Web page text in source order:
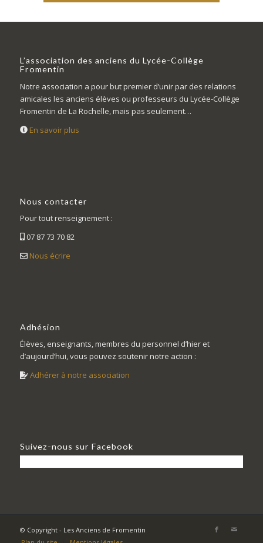
L’association des anciens du Lycée-Collège
Fromentin
Notre association a pour but premier d’unir par des relations
amicales les anciens élèves ou professeurs du Lycée-Collège
Fromentin de La Rochelle, mais pas seulement…
En savoir plus
Nous contacter
Pour tout renseignement :
07 87 73 70 82
Nous écrire
Adhésion
Élèves, enseignants, membres du personnel d’hier et
d’aujourd’hui, vous pouvez soutenir notre action :
Adhérer à notre association
Suivez-nous sur Facebook
© Copyright - Les Anciens de Fromentin